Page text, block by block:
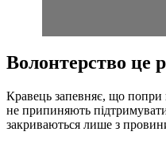
Волонтерство це
Кравець запевняє, що попри
не припиняють
закриваються лише з